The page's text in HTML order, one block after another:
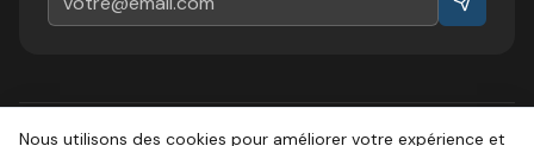
Nous utilisons des cookies pour améliorer votre expérience et